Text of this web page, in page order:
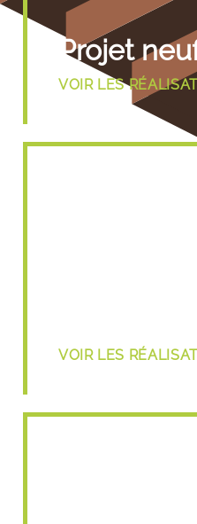
Projet
VOIR LES
VOIR LES